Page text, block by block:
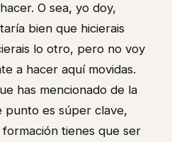
O sea, yo doy,
bien que hicierais
lo otro, pero no voy
a hacer aquí movidas.
has mencionado de la
punto es súper clave,
tienes que ser